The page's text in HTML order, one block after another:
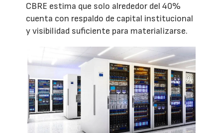
CBRE estima que solo alrededor del 40%
cuenta con respaldo de capital institucional
y visibilidad suficiente para materializarse.